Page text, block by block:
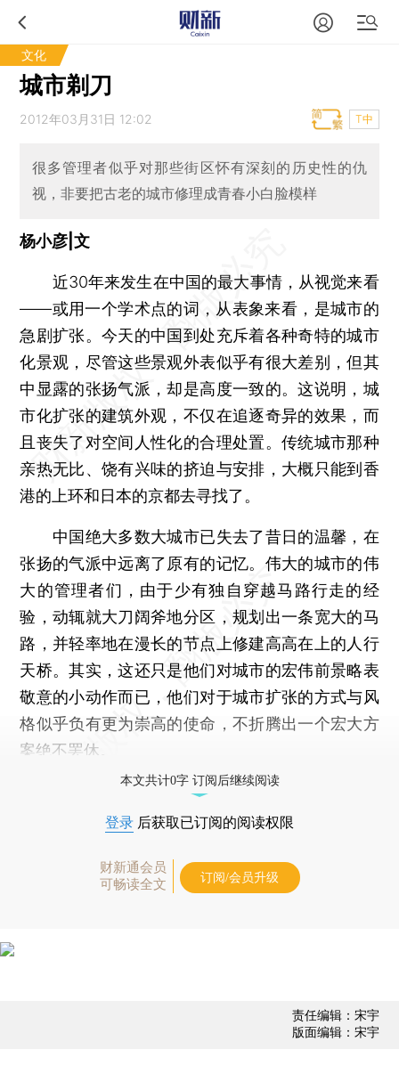
文化
城市剃刀
2012年03月31日 12:02 T中
很多管理者似乎对那些街区怀有深刻的历史性的仇
视，非要把古老的城市修理成青春小白脸模样
杨小彦|文
近30年来发生在中国的最大事情，从视觉来看
——或用一个学术点的词，从表象来看，是城市的
急剧扩张。今天的中国到处充斥着各种奇特的城市
化景观，尽管这些景观外表似乎有很大差别，但其
中显露的张扬气派，却是高度一致的。这说明，城
市化扩张的建筑外观，不仅在追逐奇异的效果，而
且丧失了对空间人性化的合理处置。传统城市那种
亲热无比、饶有兴味的挤迫与安排，大概只能到香
港的上环和日本的京都去寻找了。
中国绝大多数大城市已失去了昔日的温馨，在
张扬的气派中远离了原有的记忆。伟大的城市的伟
大的管理者们，由于少有独自穿越马路行走的经
验，动辄就大刀阔斧地分区，规划出一条宽大的马
路，并轻率地在漫长的节点上修建高高在上的人行
天桥。其实，这还只是他们对城市的宏伟前景略表
敬意的小动作而已，他们对于城市扩张的方式与风
格似乎负有更为崇高的使命，不折腾出一个宏大方
案绝不罢休。
本文共计0字 订阅后继续阅读
登录 后获取已订阅的阅读权限
财新通会员
可畅读全文
订阅/会员升级
责任编辑：宋宇
版面编辑：宋宇